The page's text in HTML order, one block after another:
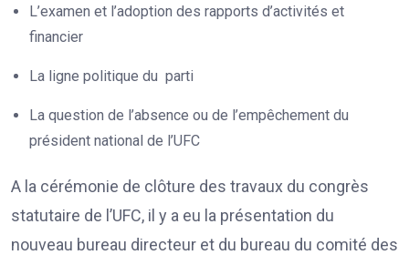
L’examen et l’adoption des rapports d’activités et
financier
La ligne politique du parti
La question de l’absence ou de l’empêchement du
président national de l’UFC
A la cérémonie de clôture des travaux du congrès
statutaire de l’UFC, il y a eu la présentation du
nouveau bureau directeur et du bureau du comité des